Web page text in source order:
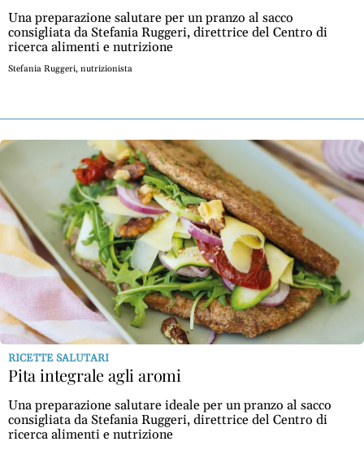
Etica
e
Vai
BN -
Abbonati
23 euro
edicolasanpaolo.it
Social
Una preparazione salutare per un pranzo al sacco
consigliata da Stefania Ruggeri, direttrice del Centro di
ricerca alimenti e nutrizione
Stefania Ruggeri, nutrizionista
RICETTE SALUTARI
Pita integrale agli aromi
Una preparazione salutare ideale per un pranzo al sacco
consigliata da Stefania Ruggeri, direttrice del Centro di
ricerca alimenti e nutrizione